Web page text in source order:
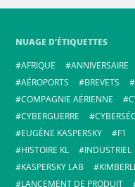
NUAGE D’ÉTIQUETTES
AFRIQUE
ANNIVERSAIRE
AÉROPORTS
BREVETS
COMPAGNIE AÉRIENNE
CYBERGUERRE
EUGÈNE KASPERSKY
F1
HISTOIRE KL
INDUSTRIEL
KASPERSKY LAB
LANCEMENT DE PRODUIT